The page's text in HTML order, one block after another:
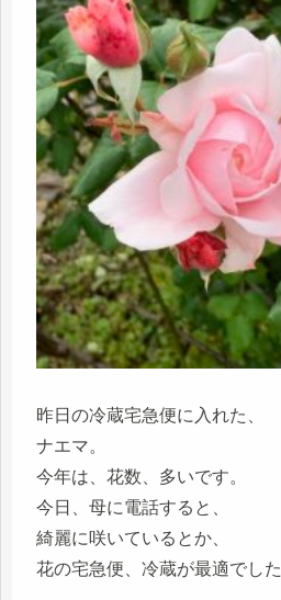
昨日の冷蔵宅急便に入れた、
ナエマ。
今年は、花数、多いです。
今日、母に電話すると、
綺麗に咲いているとか、
花の宅急便、冷蔵が最適でした